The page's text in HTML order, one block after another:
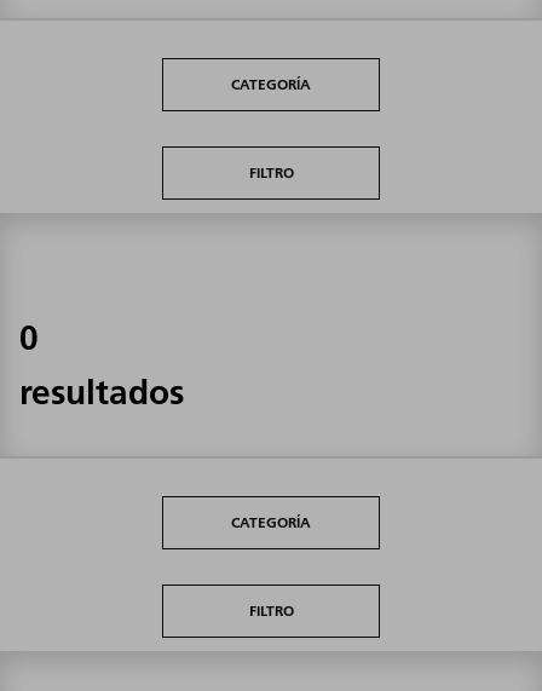
CATEGORÍA
FILTRO
0
resultados
CATEGORÍA
FILTRO